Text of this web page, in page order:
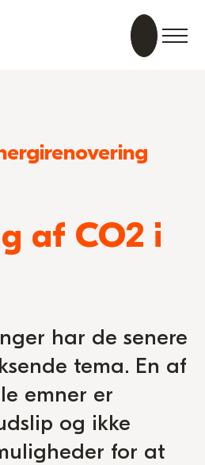
af CO2 i
har de senere
tema. En af
emner er
og ikke
for at